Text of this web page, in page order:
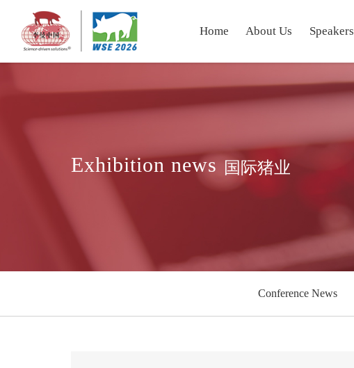
Home About Us Speakers
Exhibition news 国际猪业
Conference News